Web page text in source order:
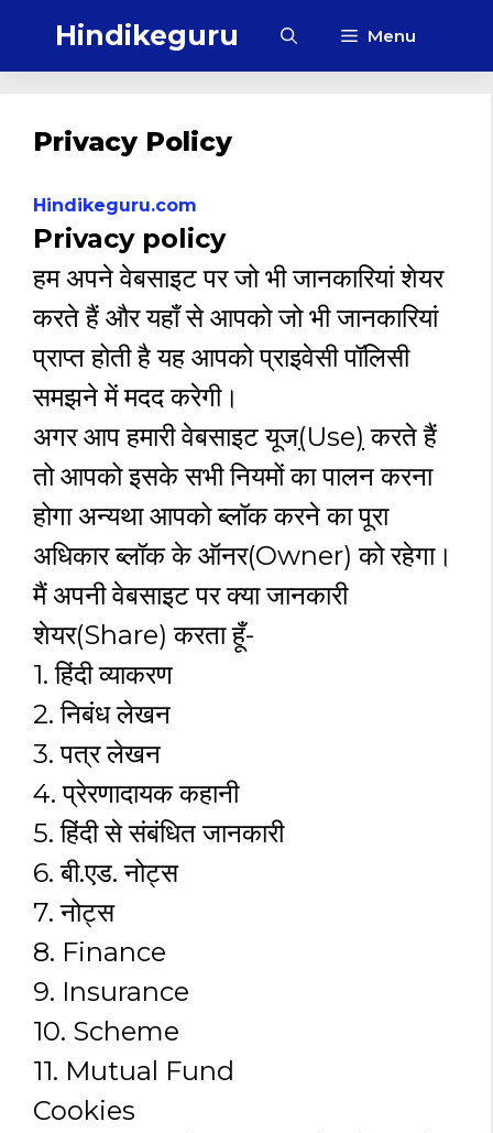
Hindikeguru Menu
Privacy Policy
Hindikeguru.com
Privacy policy
हम अपने वेबसाइट पर जो भी जानकारियां शेयर
करते हैं और यहाँ से आपको जो भी जानकारियां
प्राप्त होती है यह आपको प्राइवेसी पॉलिसी
समझने में मदद करेगी।
अगर आप हमारी वेबसाइट यूज(Use) करते हैं
तो आपको इसके सभी नियमों का पालन करना
होगा अन्यथा आपको ब्लॉक करने का पूरा
अधिकार ब्लॉक के ऑनर(Owner) को रहेगा।
मैं अपनी वेबसाइट पर क्या जानकारी
शेयर(Share) करता हूँ-
1. हिंदी व्याकरण
2. निबंध लेखन
3. पत्र लेखन
4. प्रेरणादायक कहानी
5. हिंदी से संबंधित जानकारी
6. बी.एड. नोट्स
7. नोट्स
8. Finance
9. Insurance
10. Scheme
11. Mutual Fund
Cookies